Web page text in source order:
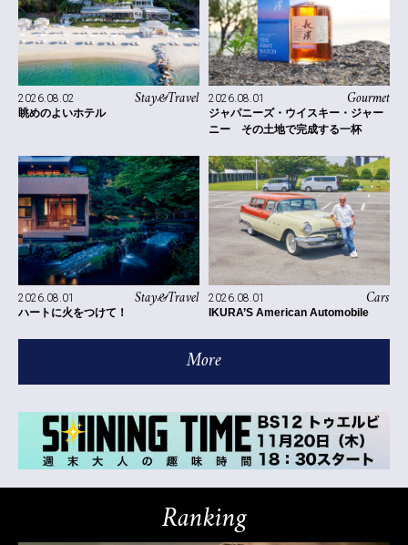
Stay&Travel
2026.08.02
眺めのよいホテル
Gourmet
2026.08.01
ジャパニーズ・ウイスキー・ジャー
ニー その土地で完成する一杯
Stay&Travel
2026.08.01
ハートに火をつけて！
Cars
2026.08.01
IKURA’S American Automobile
More
Ranking